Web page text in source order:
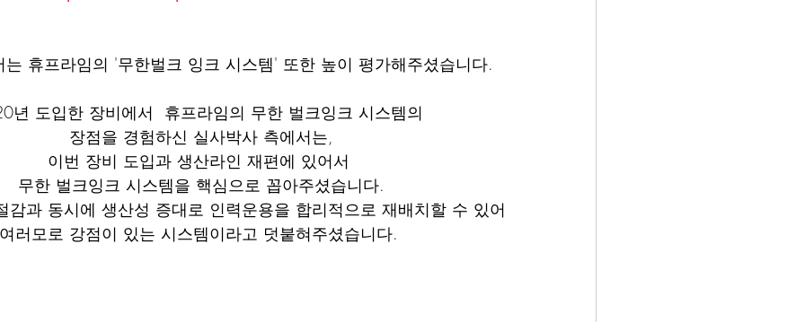
는 휴프라임의 '무한벌크 잉크 시스템' 또한 높이 평가해주셨습니다.
년 도입한 장비에서  휴프라임의 무한 벌크잉크 시스템의
장점을 경험하신 실사박사 측에서는,
이번 장비 도입과 생산라인 재편에 있어서
무한 벌크잉크 시스템을 핵심으로 꼽아주셨습니다.
감과 동시에 생산성 증대로 인력운용을 합리적으로 재배치할 수 있어
여러모로 강점이 있는 시스템이라고 덧붙혀주셨습니다.